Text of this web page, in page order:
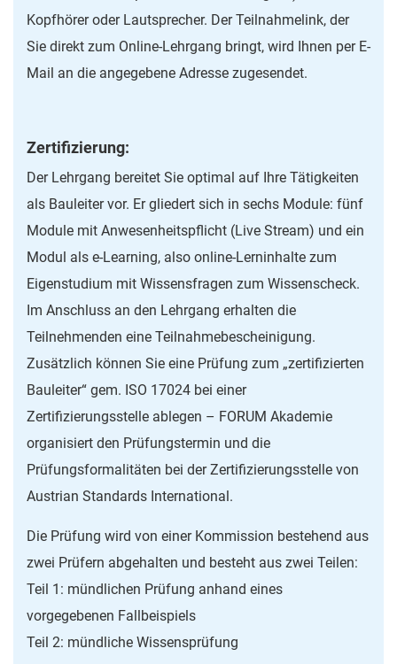
Kopfhörer oder Lautsprecher. Der Teilnahmelink, der
Sie direkt zum Online-Lehrgang bringt, wird Ihnen per E-
Mail an die angegebene Adresse zugesendet.
Zertifizierung:
Der Lehrgang bereitet Sie optimal auf Ihre Tätigkeiten
als Bauleiter vor. Er gliedert sich in sechs Module: fünf
Module mit Anwesenheitspflicht (Live Stream) und ein
Modul als e-Learning, also online-Lerninhalte zum
Eigenstudium mit Wissensfragen zum Wissenscheck.
Im Anschluss an den Lehrgang erhalten die
Teilnehmenden eine Teilnahmebescheinigung.
Zusätzlich können Sie eine Prüfung zum „zertifizierten
Bauleiter“ gem. ISO 17024 bei einer
Zertifizierungsstelle ablegen – FORUM Akademie
organisiert den Prüfungstermin und die
Prüfungsformalitäten bei der Zertifizierungsstelle von
Austrian Standards International.
Die Prüfung wird von einer Kommission bestehend aus
zwei Prüfern abgehalten und besteht aus zwei Teilen:
Teil 1: mündlichen Prüfung anhand eines
vorgegebenen Fallbeispiels
Teil 2: mündliche Wissensprüfung